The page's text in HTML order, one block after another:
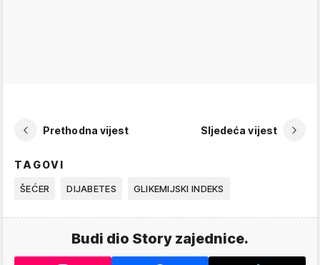
Prethodna vijest Sljedeća vijest
TAGOVI
ŠEĆER DIJABETES GLIKEMIJSKI INDEKS
Budi dio Story zajednice.